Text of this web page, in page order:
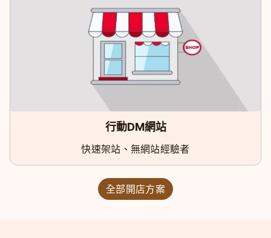
行動DM網站
快速架站、無網站經驗者
全部開店方案